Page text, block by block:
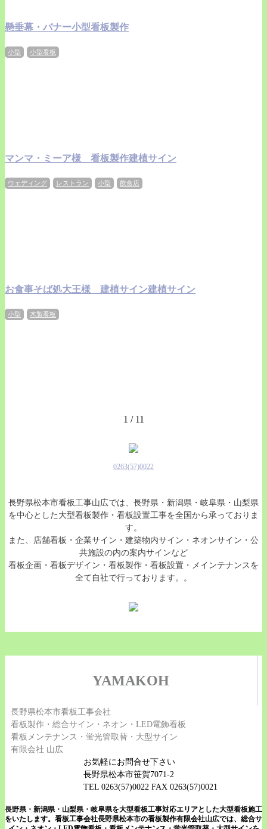
懸垂幕・バナー小型看板製作
小型 小型看板
マンマ・ミーア様 看板製作建植サイン
ウェディング レストラン 小型 飲食店
お食事そば処大王様 建植サイン建植サイン
小型 木製看板
1 / 11
0263(57)0022
長野県松本市看板工事山広では、長野県・新潟県・岐阜県・山梨県
を中心とした大型看板製作・看板設置工事を全国から承っておりま
す。
また、店舗看板・企業サイン・建築物内サイン・ネオンサイン・公
共施設の内の案内サインなど
看板企画・看板デザイン・看板製作・看板設置・メインテナンスを
全て自社で行っております。。
YAMAKOH
長野県松本市看板工事会社
看板製作・総合サイン・ネオン・LED電飾看板
看板メンテナンス・蛍光管取替・大型サイン
有限会社 山広
お気軽にお問合せ下さい
長野県松本市笹賀7071-2
TEL 0263(57)0022 FAX 0263(57)0021
長野県・新潟県・山梨県・岐阜県を大型看板工事対応エリアとした大型看板施工
をいたします。看板工事会社長野県松本市の看板製作有限会社山広では、総合サ